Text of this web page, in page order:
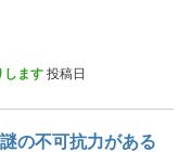
します 投稿日
の不可抗力がある